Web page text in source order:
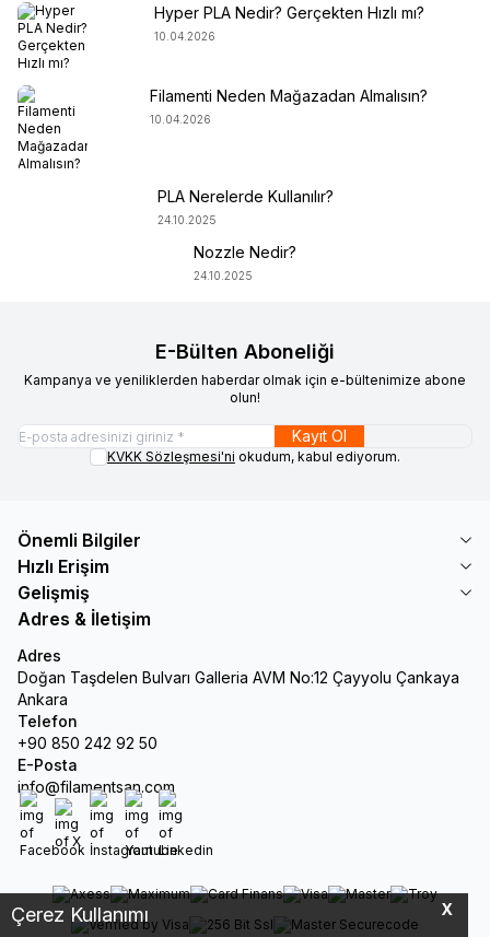
X
Çerez Kullanımı
Hyper PLA Nedir? Gerçekten Hızlı mı?
10.04.2026
Filamenti Neden Mağazadan Almalısın?
10.04.2026
PLA Nerelerde Kullanılır?
24.10.2025
Nozzle Nedir?
24.10.2025
E-Bülten Aboneliği
Kampanya ve yeniliklerden haberdar olmak için e-bültenimize abone
olun!
Kayıt Ol
KVKK Sözleşmesi'ni okudum, kabul ediyorum.
Önemli Bilgiler
Hızlı Erişim
Gelişmiş
Adres & İletişim
Adres
Doğan Taşdelen Bulvarı Galleria AVM No:12 Çayyolu Çankaya
Ankara
Telefon
+90 850 242 92 50
E-Posta
info@filamentsan.com
Facebook
X İnstagram
Youtube